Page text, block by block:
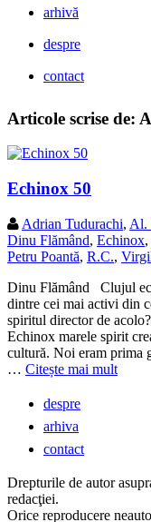
arhivă
despre
contact
Articole scrise de:
Echinox 50
Adrian Tudurachi, Al.
Dinu Flămând, Echinox,
Petru Poantă, R.C.,
Dinu Flămând Clujul
dintre cei mai activi din
spiritul director de
Echinox marele spirit
cultură. Noi eram prima
… Citește mai mult
despre
arhiva
contact
Drepturile de autor
redacţiei.
Orice reproducere